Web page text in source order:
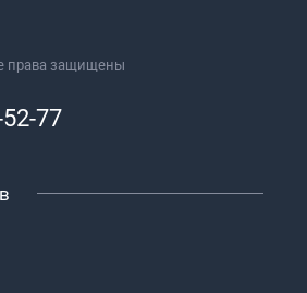
права защищены
77